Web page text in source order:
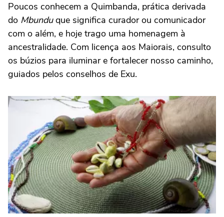
Poucos conhecem a Quimbanda, prática derivada
do Mbunduque significa curador ou comunicador
com o além, e hoje trago uma homenagem à
ancestralidade. Com licença aos Maiorais, consulto
os búzios para iluminar e fortalecer nosso caminho,
guiados pelos conselhos de Exu.